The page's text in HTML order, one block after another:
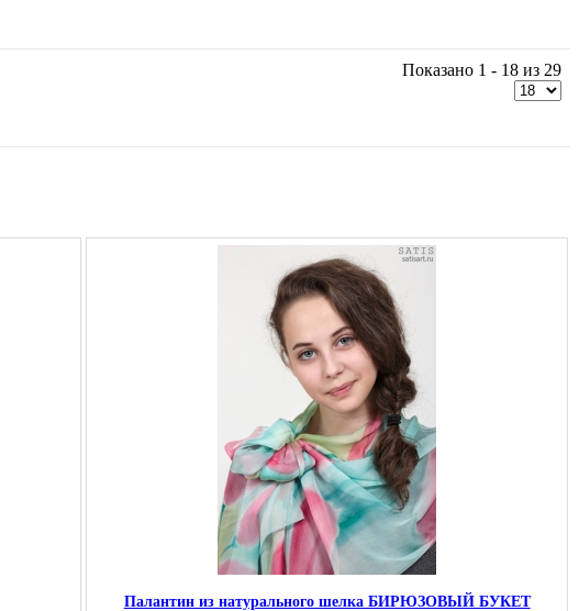
Показано 1 - 18 из 29
Палантин из натурального шелка БИРЮЗОВЫЙ БУКЕТ